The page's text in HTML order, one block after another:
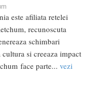
este afiliata retelei
recunoscuta
schimbari
si creeaza impact
face parte... vezi